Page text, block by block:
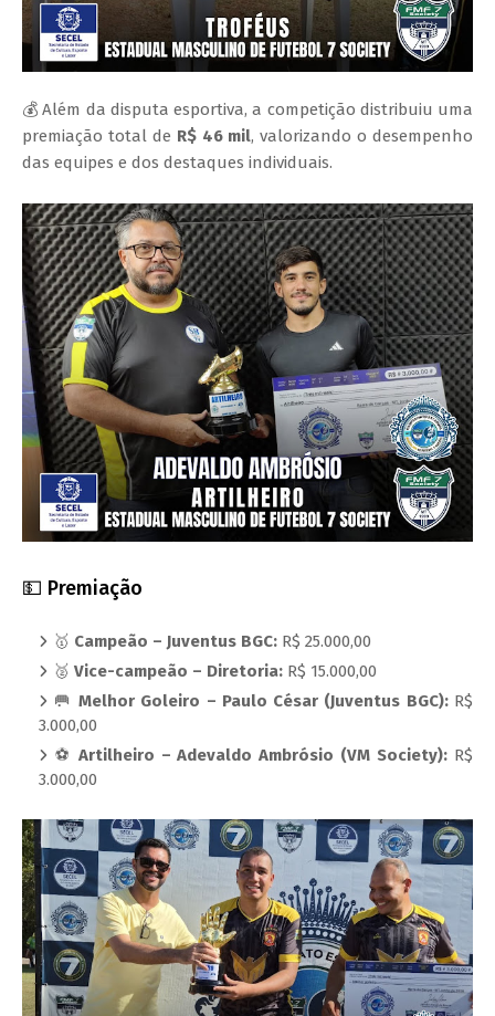
💰 Além da disputa esportiva, a competição distribuiu uma
premiação total de R$ 46 mil, valorizando o desempenho
das equipes e dos destaques individuais.
💵 Premiação
🥇 Campeão – Juventus BGC: R$ 25.000,00
🥈 Vice-campeão – Diretoria: R$ 15.000,00
🥅 Melhor Goleiro – Paulo César (Juventus BGC):R$
3.000,00
⚽ Artilheiro – Adevaldo Ambrósio (VM Society): R$
3.000,00